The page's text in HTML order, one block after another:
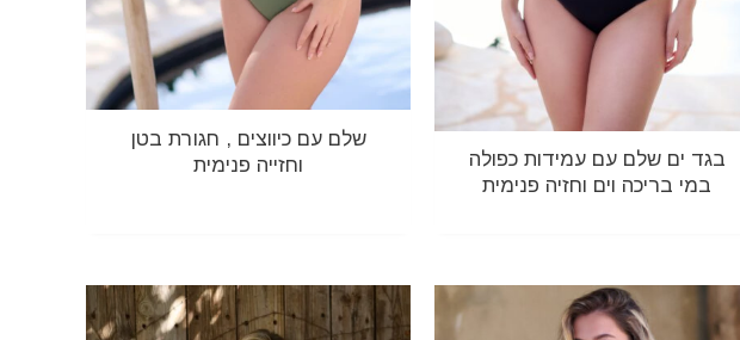
בגד ים שלם עם עמידות כפולה
במי בריכה וים וחזיה פנימית
שלם עם כיווצים , חגורת בטן
וחזייה פנימית